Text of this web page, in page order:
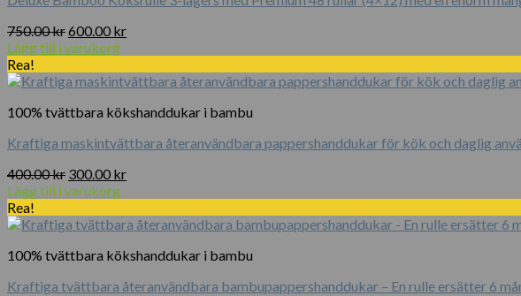
750.00krDet
ursprungliga
var:
600.00 krDet
är:
Lägg till i varukorg
Rea!
100% tvättbara kökshanddukar i bambu
Kraftiga maskintvättbara återanvändbara pappershanddukar för kök och daglig
400.00kr Det
ursprungliga
var:
300.00 krDet
är:
Lägg till i varukorg
Rea!
100% tvättbara kökshanddukar i bambu
Kraftiga tvättbara återanvändbara bambupappershanddukar – En rulle ersätter 6